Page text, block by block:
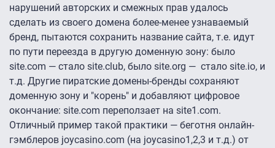
нарушений авторских и смежных прав удалось
сделать из своего домена более-менее узнаваемый
бренд, пытаются сохранить название сайта, т.е. идут
по пути переезда в другую доменную зону: было
site.com — стало site.club, было site.org — стало site.io, и
т.д. Другие пиратские домены-бренды сохраняют
доменную зону и "корень" и добавляют цифровое
окончание: site.com переползает на site1.com.
Отличный пример такой практики — беготня онлайн-
гэмблеров joycasino.com (на joycasino1,2,3 и т.д.) от